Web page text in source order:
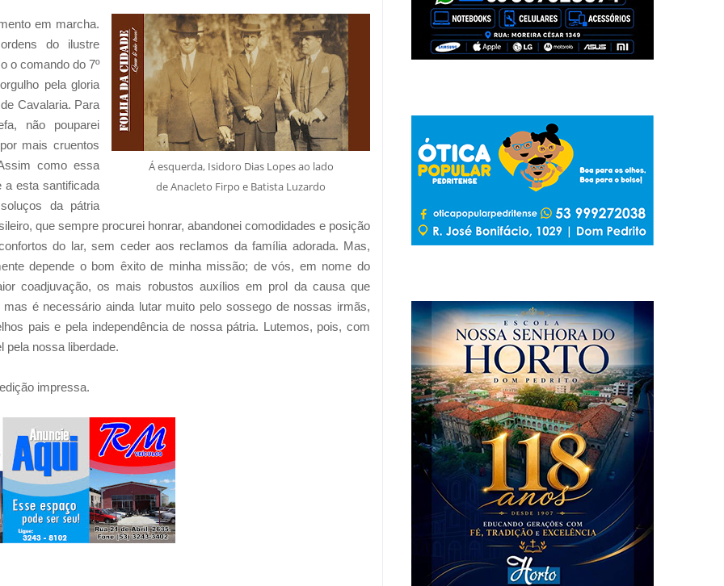
Á esquerda, Isidoro Dias Lopes ao lado
de Anacleto Firpo e Batista Luzardo
em marcha.
do ilustre
o comando do 7º
pela gloria
Cavalaria. Para
não pouparei
mais cruentos
como essa
a esta santificada
da pátria
que sempre procurei honrar, abandonei comodidades e posição
do lar, sem ceder aos reclamos da família adorada. Mas,
depende o bom êxito de minha missão; de vós, em nome do
coadjuvação, os mais robustos auxílios em prol da causa que
é necessário ainda lutar muito pelo sossego de nossas irmãs,
pais e pela independência de nossa pátria. Lutemos, pois, com
pela nossa liberdade.
impressa.